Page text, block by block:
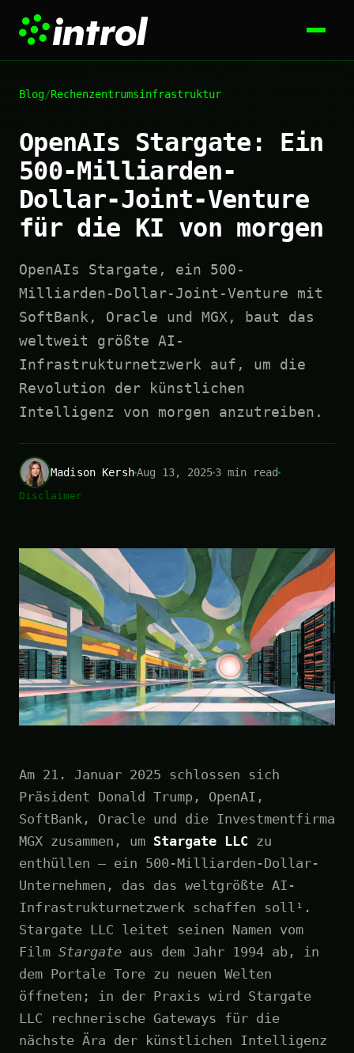
Blog/Rechenzentrumsinfrastruktur
OpenAIs Stargate: Ein
500-Milliarden-
Dollar-Joint-Venture
für die KI von morgen
OpenAIs Stargate, ein 500-
Milliarden-Dollar-Joint-Venture mit
SoftBank, Oracle und MGX, baut das
weltweit größte AI-
Infrastrukturnetzwerk auf, um die
Revolution der künstlichen
Intelligenz von morgen anzutreiben.
Madison KershAug 13, 20253 min read
Disclaimer
Am 21. Januar 2025 schlossen sich
Präsident Donald Trump, OpenAI,
SoftBank, Oracle und die Investmentfirma
MGX zusammen, um Stargate LLC zu
enthüllen – ein 500-Milliarden-Dollar-
Unternehmen, das das weltgrößte AI-
Infrastrukturnetzwerk schaffen soll¹.
Stargate LLC leitet seinen Namen vom
Film Stargate aus dem Jahr 1994 ab, in
dem Portale Tore zu neuen Welten
öffneten; in der Praxis wird Stargate
LLC rechnerische Gateways für die
nächste Ära der künstlichen Intelligenz